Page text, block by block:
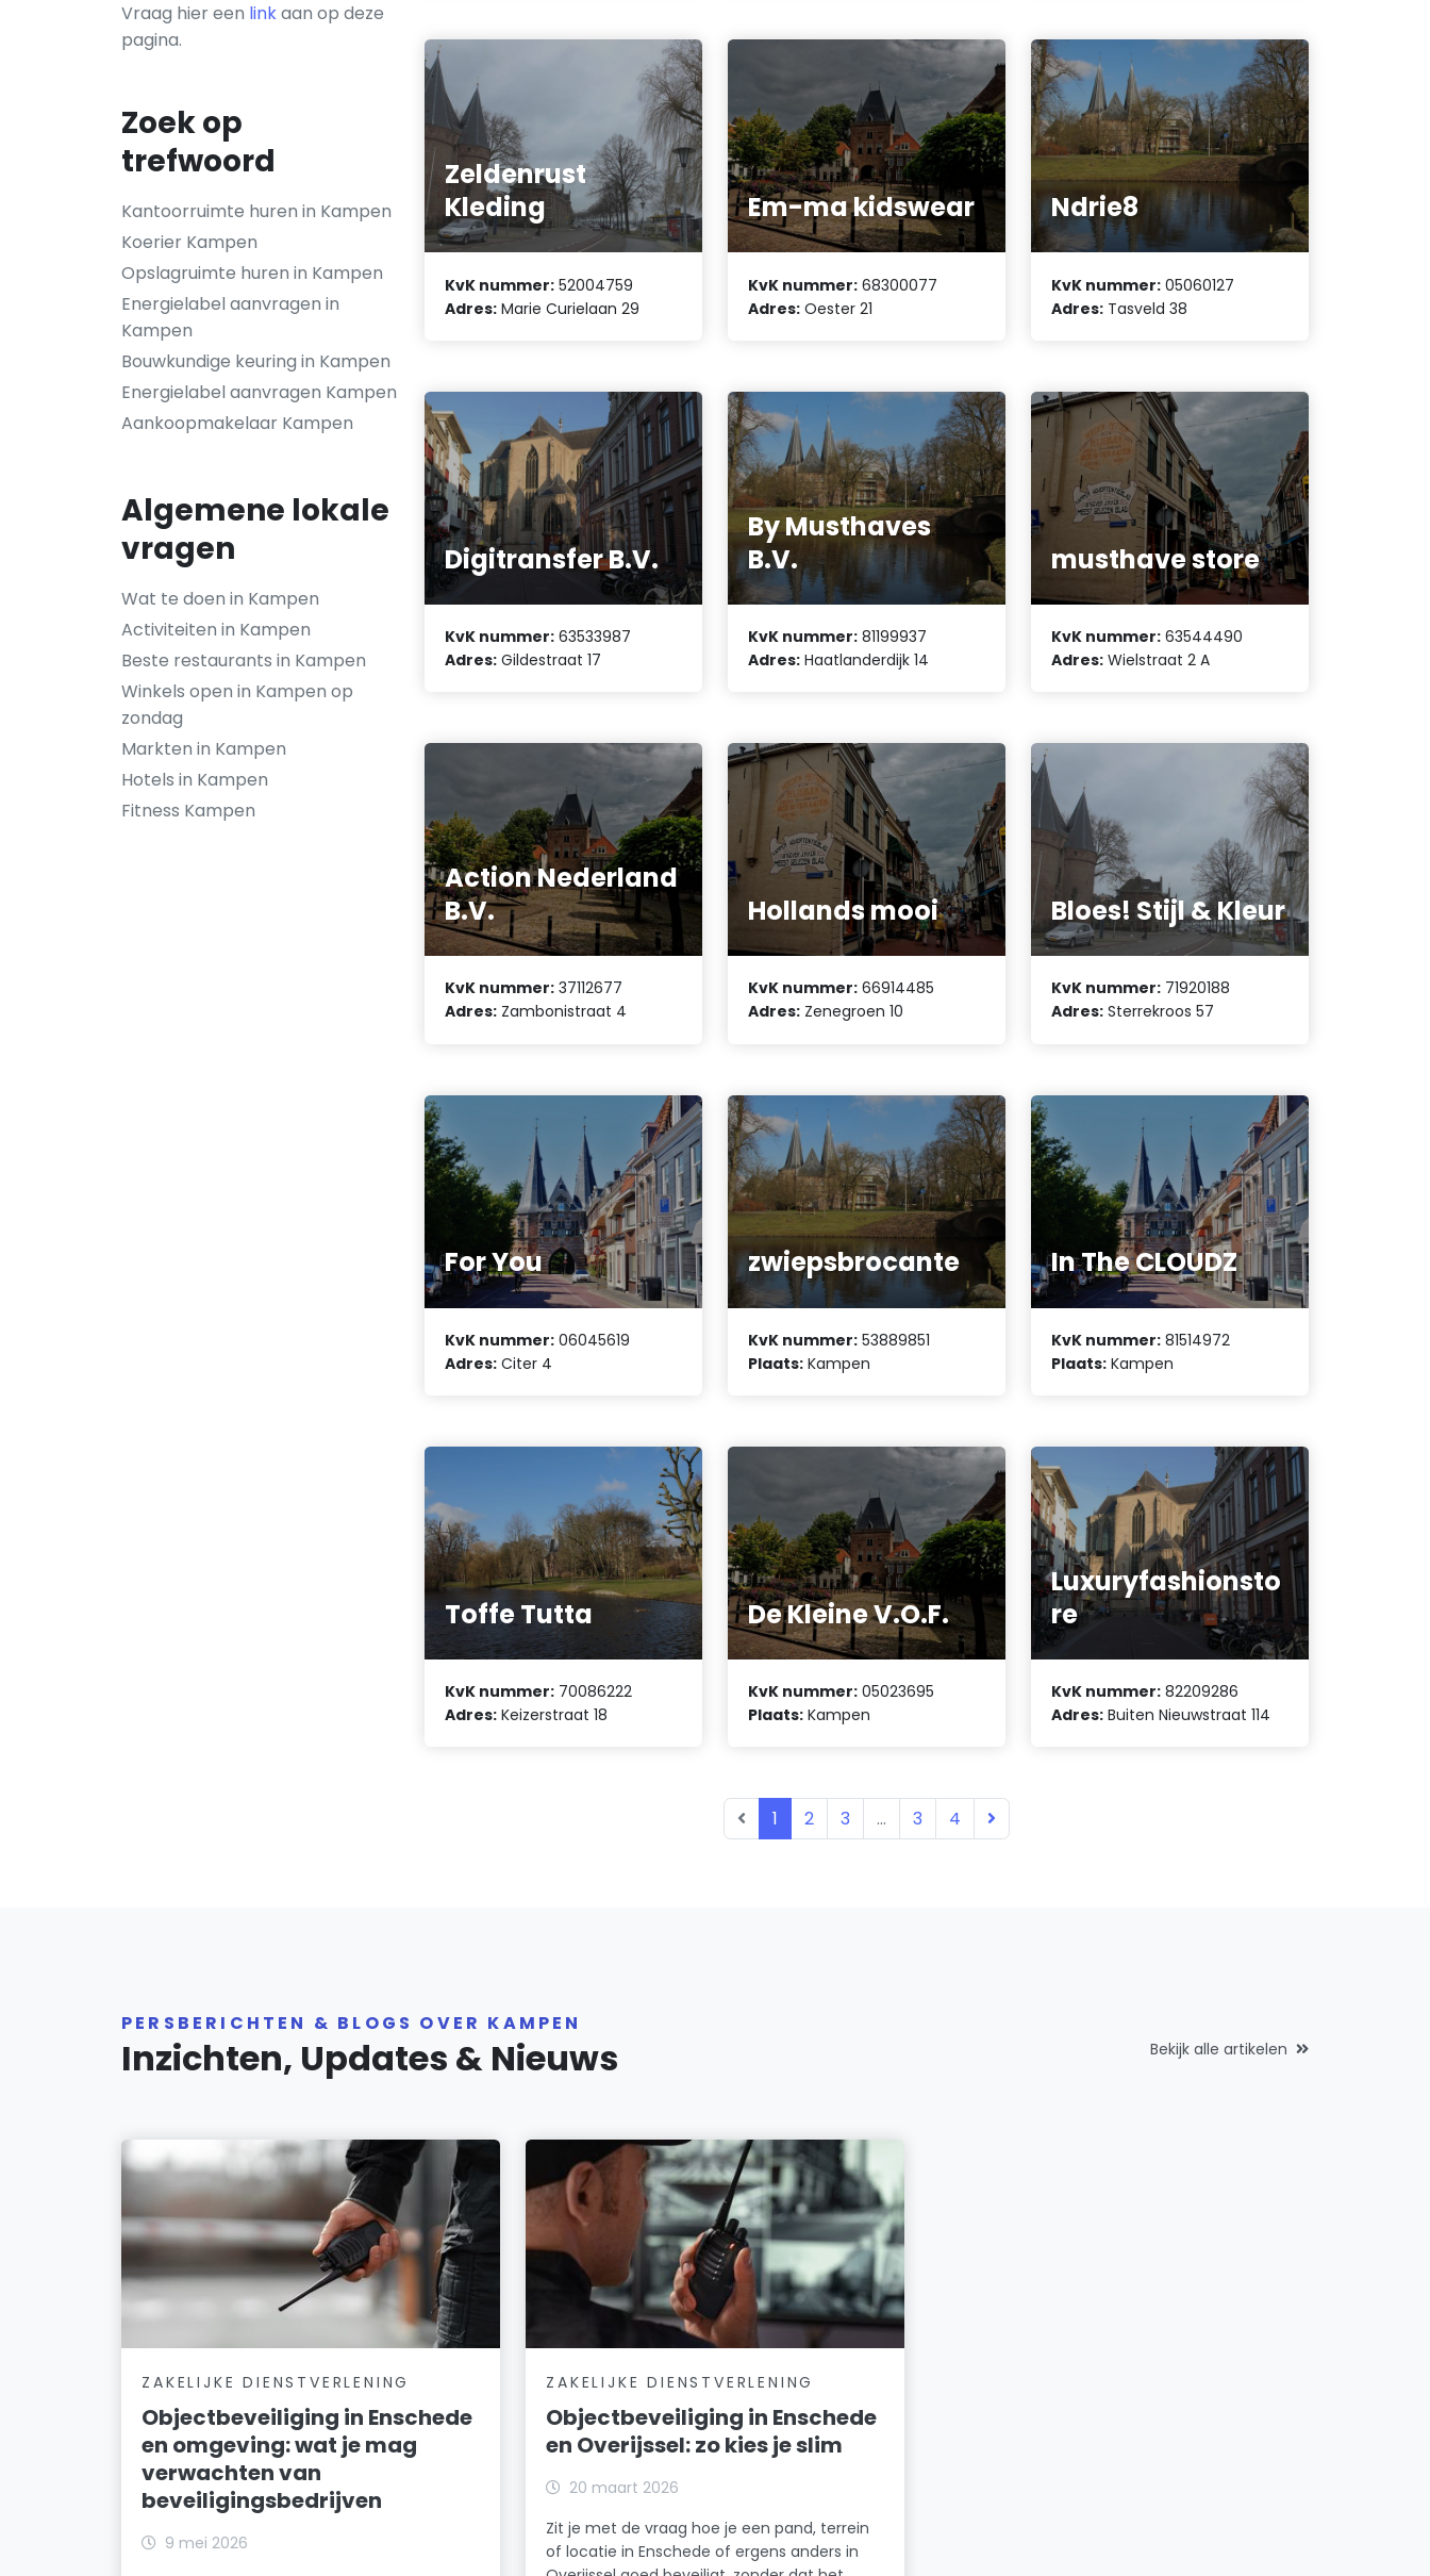
Vraag hier een linkaan op deze
pagina.
Zoek op
trefwoord
Kantoorruimte huren in Kampen
Koerier Kampen
Opslagruimte huren in Kampen
Energielabel aanvragen in
Kampen
Bouwkundige keuring in Kampen
Energielabel aanvragen Kampen
Aankoopmakelaar Kampen
Algemene lokale
vragen
Wat te doen in Kampen
Activiteiten in Kampen
Beste restaurants in Kampen
Winkels open in Kampen op
zondag
Markten in Kampen
Hotels in Kampen
Fitness Kampen
Zeldenrust
Kleding
KvK nummer: 52004759
Adres: Marie Curielaan 29
Em-ma kidswear
KvK nummer: 68300077
Adres: Oester 21
Ndrie8
KvK nummer: 05060127
Adres: Tasveld 38
Digitransfer B.V.
KvK nummer: 63533987
Adres: Gildestraat 17
By Musthaves
B.V.
KvK nummer: 81199937
Adres: Haatlanderdijk 14
musthave store
KvK nummer: 63544490
Adres: Wielstraat 2 A
Action Nederland
B.V.
KvK nummer: 37112677
Adres: Zambonistraat 4
Hollands mooi
KvK nummer: 66914485
Adres: Zenegroen 10
Bloes! Stijl & Kleur
KvK nummer: 71920188
Adres: Sterrekroos 57
For You
KvK nummer: 06045619
Adres: Citer 4
zwiepsbrocante
KvK nummer: 53889851
Plaats: Kampen
In The CLOUDZ
KvK nummer: 81514972
Plaats: Kampen
Toffe Tutta
KvK nummer: 70086222
Adres: Keizerstraat 18
De Kleine V.O.F.
KvK nummer: 05023695
Plaats: Kampen
Luxuryfashionsto
re
KvK nummer: 82209286
Adres: Buiten Nieuwstraat 114
1 2 3 ... 3 4
PERSBERICHTEN & BLOGS OVER KAMPEN
Inzichten, Updates & Nieuws Bekijk alle artikelen
ZAKELIJKE DIENSTVERLENING
Objectbeveiliging in Enschede
en omgeving: wat je mag
verwachten van
beveiligingsbedrijven
9 mei 2026
ZAKELIJKE DIENSTVERLENING
Objectbeveiliging in Enschede
en Overijssel: zo kies je slim
20 maart 2026
Zit je met de vraag hoe je een pand, terrein
of locatie in Enschede of ergens anders in